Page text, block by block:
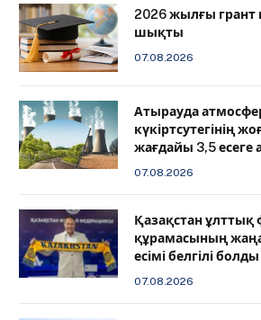
2026 жылғы грант
шықты
07.08.2026
Атырауда
күкіртсутегінің
жағдайы 3,5 есеге
07.08.2026
Қазақстан ұлттық
құрамасының жаңа
есімі белгілі болды
07.08.2026